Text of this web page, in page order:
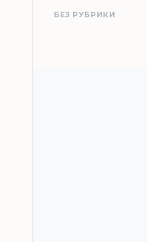
БЕЗ РУБРИКИ